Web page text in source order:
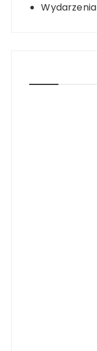
Wydarzenia